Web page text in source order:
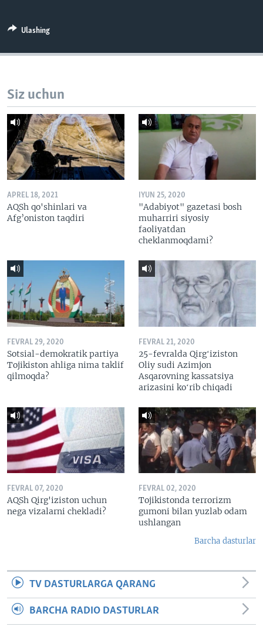
Ulashing
Siz uchun
APREL 18, 2021
AQSh qo'shinlari va
Afg’oniston taqdiri
IYUN 25, 2020
"Adabiyot" gazetasi bosh
muharriri siyosiy
faoliyatdan
cheklanmoqdami?
FEVRAL 29, 2020
Sotsial-demokratik partiya
Tojikiston ahliga nima taklif
qilmoqda?
FEVRAL 21, 2020
25-fevralda Qirgʻiziston
Oliy sudi Azimjon
Asqarovning kassatsiya
arizasini koʻrib chiqadi
FEVRAL 07, 2020
AQSh Qirg'iziston uchun
nega vizalarni chekladi?
FEVRAL 02, 2020
Tojikistonda terrorizm
gumoni bilan yuzlab odam
ushlangan
Barcha dasturlar
TV DASTURLARGA QARANG
BARCHA RADIO DASTURLAR